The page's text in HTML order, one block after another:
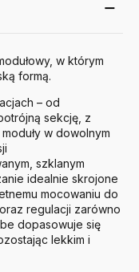
w którym
formą.
– od
sekcję, z
w dowolnym
szklanym
idealnie skrojone
mocowaniu do
regulacji zarówno
dopasowuje się
lekkim i